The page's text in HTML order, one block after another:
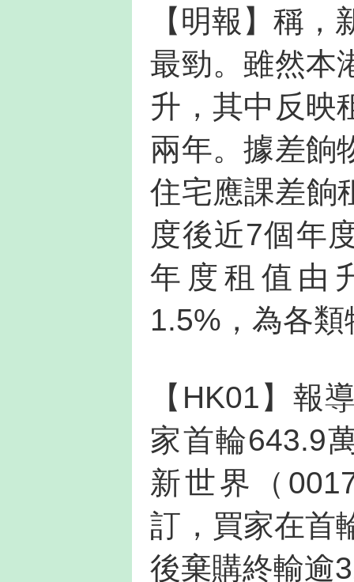
【明報】稱
最勁。雖然本
升，其中反映
兩年。據差餉
住宅應課差餉
度後近7個年
年度租值由
1.5%，為各
【HK01】報
家首輪643.9
新世界（
訂，買家在首
後棄購終輸逾